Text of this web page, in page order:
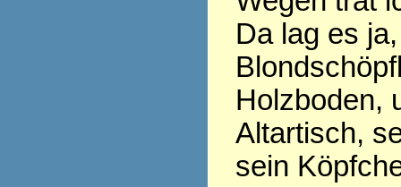
Da lag es
Holzboden,
Altartisch,
sein